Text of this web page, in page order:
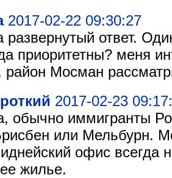
2017-02-22 09:30:27
развернутый ответ.
приоритетны? меня
район Мосман
2017-02-23
обычно иммигранты
или Мельбурн.
офис всегда
жилье.